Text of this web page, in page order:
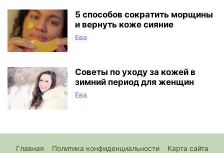
5 способов сократить морщины
и вернуть коже сияние
Ева
Советы по уходу за кожей в
зимний период для женщин
Ева
Главная Политика конфиденциальности Карта сайта